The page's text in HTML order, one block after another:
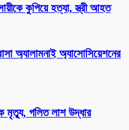
কুপিয়ে হত্যা, স্ত্রী আহত
অ্যালামনাই অ্যাসোসিয়েশনের
মৃত্যু, গলিত লাশ উদ্ধার